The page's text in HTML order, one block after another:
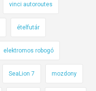
vinci autoroutes
ételfutár
elektromos robogó
SeaLion 7 mozdony